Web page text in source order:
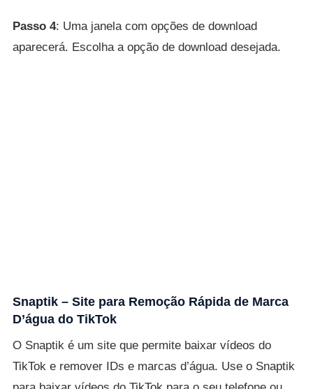
Passo 4: Uma janela com opções de download
aparecerá. Escolha a opção de download desejada.
Snaptik – Site para Remoção Rápida de Marca
D’água do TikTok
O Snaptik é um site que permite baixar vídeos do
TikTok e remover IDs e marcas d’água. Use o Snaptik